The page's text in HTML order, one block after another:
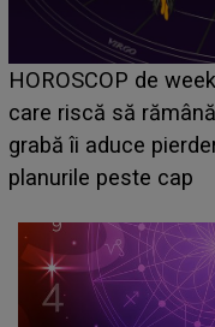
Emanuel a ținut
acum! În fața
face o
sa: "I-am spus și ei